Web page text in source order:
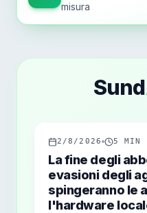
misura
Sund
2/8/2026 5MIN
La fine degli
evasioni degli
spingeranno le
l'hardware